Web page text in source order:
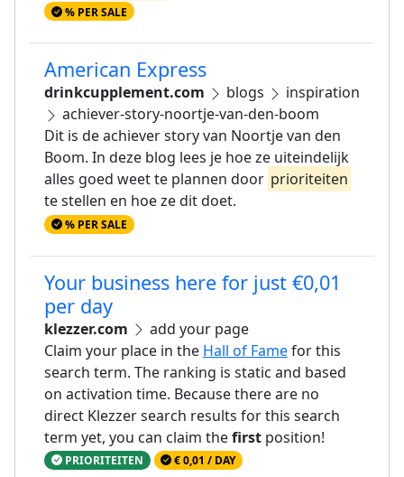
% PER SALE
American Express
drinkcupplement.com blogs
inspiration
achiever-story-noortje-van-den-boom
Dit is de achiever story van Noortje van den
Boom. In deze blog lees je hoe ze uiteindelijk
alles goed weet te plannen door prioriteiten
te stellen en hoe ze dit doet.
% PER SALE
Your business here for just €0,01
per day
klezzer.com
add your page
Claim your place in the Hall of Famefor this
search term. The ranking is static and based
on activation time. Because there are no
direct Klezzer search results for this search
term yet, you can claim thefirst position!
PRIORITEITEN € 0,01 / DAY